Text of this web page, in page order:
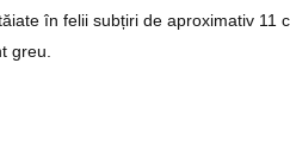
în felii subțiri de aproximativ 11
greu.